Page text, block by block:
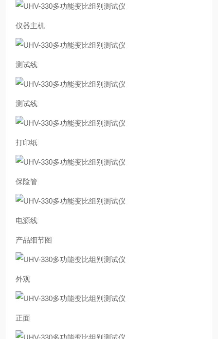
仪器主机
测试线
测试线
打印纸
保险管
电源线
产品细节图
外观
正面